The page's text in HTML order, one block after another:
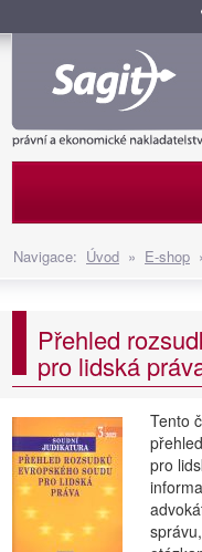
Navigace: Úvod » E-shop
Přehled
pro lidská
Tento
pro